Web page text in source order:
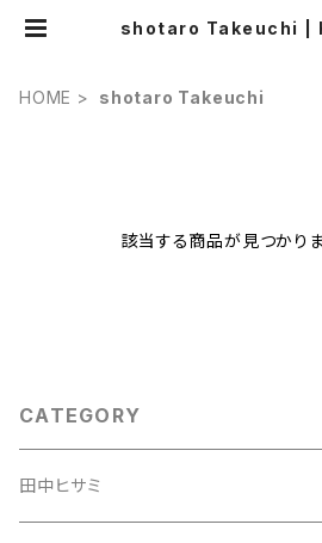
shotaro Takeuchi |
HOME shotaro Takeuchi
該当する商品が見つかりま
CATEGORY
田中ヒサミ